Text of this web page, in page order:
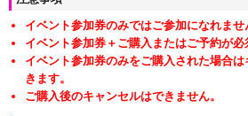
イベント参加券のみではご参加になれませ
イベント参加券＋ご購入またはご予約が必
イベント参加券のみをご購入された場合
きます。
ご購入後のキャンセルはできません。